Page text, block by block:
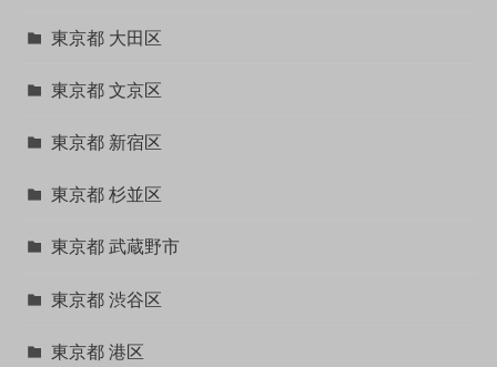
東京都 大田区
東京都 文京区
東京都 新宿区
東京都 杉並区
東京都 武蔵野市
東京都 渋谷区
東京都 港区